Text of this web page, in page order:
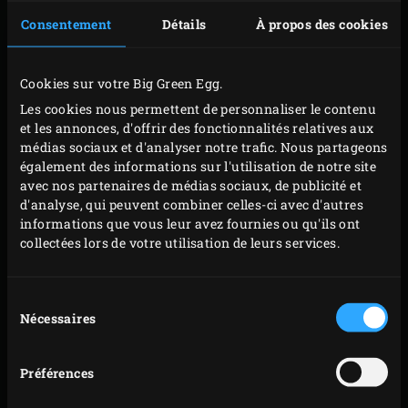
Consentement Détails À propos des cookies
Cookies sur votre Big Green Egg.
Les cookies nous permettent de personnaliser le contenu
et les annonces, d'offrir des fonctionnalités relatives aux
médias sociaux et d'analyser notre trafic. Nous partageons
également des informations sur l'utilisation de notre site
avec nos partenaires de médias sociaux, de publicité et
d'analyse, qui peuvent combiner celles-ci avec d'autres
informations que vous leur avez fournies ou qu'ils ont
collectées lors de votre utilisation de leurs services.
duNécessaires
Préférences
sur toutes leurs faces, jusqu’à ce qu’ils soient bien
soient bien dorés, ajoutez les moitiés de tête d’ail et
les brins de romarin, d’origan et de thym. Faites
attention à ne pas brûler les herbes aromatiques.
Retirez les jarrets d’agneau, l’ail et les herbes
aromatiques de l’EGG et placez-les dans lefaitout en
fonte. Retirez la grille en fonte et placez la grille en
acier inoxydable dans l’EGG. Ajoutez les moitiés de
et incorporez le bouillon et le vin rouge. Placez la
et attendez que le liquide soit proche de l’ébullition.
Retirez la casserole et la grille de l’EGG, placez le